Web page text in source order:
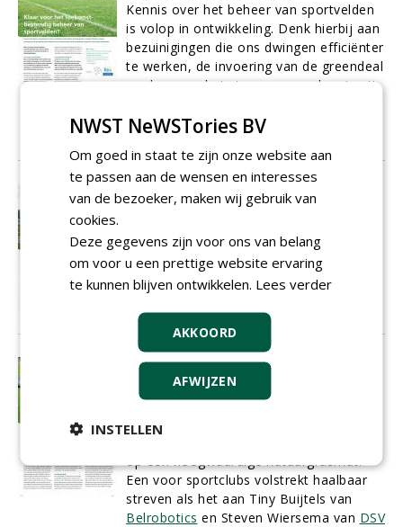
Kennis over het beheer van sportvelden
is volop in ontwikkeling. Denk hierbij aan
bezuinigingen die ons dwingen efficiënter
te werken, de invoering van de greendeal
en daarmee het streven naar chemievrij
GPS (sensoring) en precisiebeheer.
Hybride, maar toch ook níét
De term hybride roept al snel het beeld
net als de natuurgrassprieten boven de
grond uitsteken.
01-02-2017
5 sec
Nieuw concept brengt sportbeleving
terug naar de natuur
Het klinkt menige sportvereniging als
muziek in de oren: de garantie om
op een hoogwaardige natuurgrasmat.
Een voor sportclubs volstrekt haalbaar
streven als het aan Tiny Buijtels van
Belrobotics en Steven Wiersema van DSV
NWST NeWSTories BV
Om goed in staat te zijn onze website aan
te passen aan de wensen en interesses
van de bezoeker, maken wij gebruik van
cookies.
Deze gegevens zijn voor ons van belang
om voor u een prettige website ervaring
te kunnen blijven ontwikkelen. Lees verder
AKKOORD
AFWIJZEN
INSTELLEN